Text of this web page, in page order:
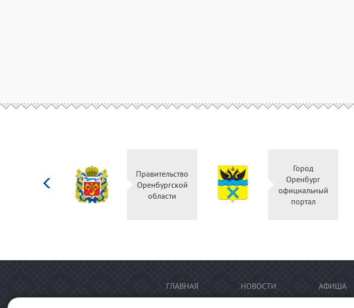
Правительство
Оренбургской
области
Город
Оренбург
официальный
портал
ГЛАВНАЯ НОВОСТИ АФИША